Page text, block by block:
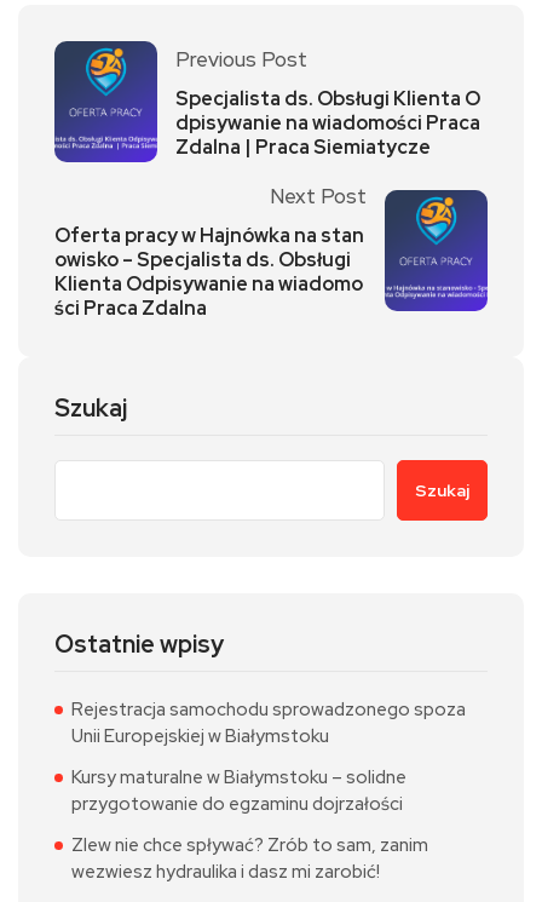
Previous Post
Specjalista ds. Obsługi Klienta O
dpisywanie na wiadomości Praca
Zdalna | Praca Siemiatycze
Next Post
Oferta pracy w Hajnówka na stan
owisko – Specjalista ds. Obsługi
Klienta Odpisywanie na wiadomo
ści Praca Zdalna
Szukaj
Szukaj
Ostatnie wpisy
Rejestracja samochodu sprowadzonego spoza
Unii Europejskiej w Białymstoku
Kursy maturalne w Białymstoku – solidne
przygotowanie do egzaminu dojrzałości
Zlew nie chce spływać? Zrób to sam, zanim
wezwiesz hydraulika i dasz mi zarobić!